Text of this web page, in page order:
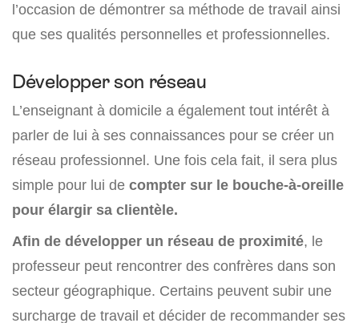
l’occasion de démontrer sa méthode de travail ainsi
que ses qualités personnelles et professionnelles.
Développer son réseau
L’enseignant à domicile a également tout intérêt à
parler de lui à ses connaissances pour se créer un
réseau professionnel. Une fois cela fait, il sera plus
simple pour lui de compter sur le bouche-à-oreille
pour élargir sa clientèle.
Afin de développer un réseau de proximité, le
professeur peut rencontrer des confrères dans son
secteur géographique. Certains peuvent subir une
surcharge de travail et décider de recommander ses